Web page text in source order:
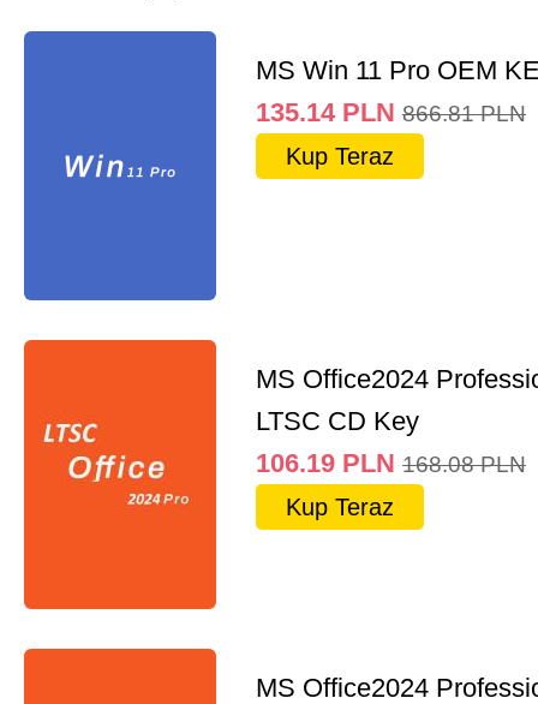
MS Win 11 Pro OEM
135.14 PLN 866.81 PLN
Kup Teraz
MS Office2024
LTSC CD Key
106.19 PLN 168.08 PLN
Kup Teraz
MS Office2024